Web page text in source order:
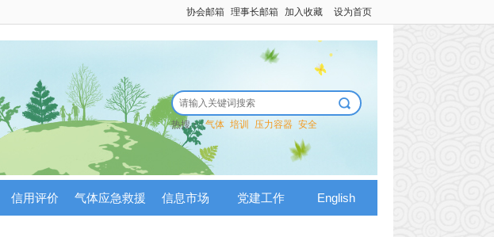
设为首页
加入收藏
理事长邮箱
协会邮箱
热搜： 气体 培训 压力容器 安全
信用评价 气体应急救援 信息市场 党建工作 English